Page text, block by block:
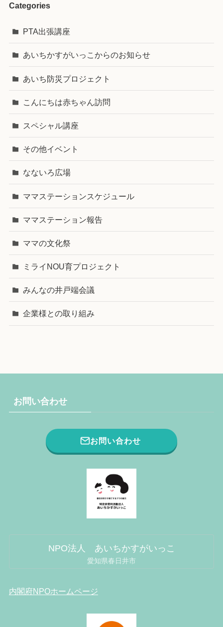
Categories
PTA出張講座
あいちかすがいっこからのお知らせ
あいち防災プロジェクト
こんにちは赤ちゃん訪問
スペシャル講座
その他イベント
なないろ広場
ママステーションスケジュール
ママステーション報告
ママの文化祭
ミライNOU育プロジェクト
みんなの井戸端会議
企業様との取り組み
お問い合わせ
お問い合わせ
NPO法人 あいちかすがいっこ
愛知県春日井市
内閣府NPOホームページ